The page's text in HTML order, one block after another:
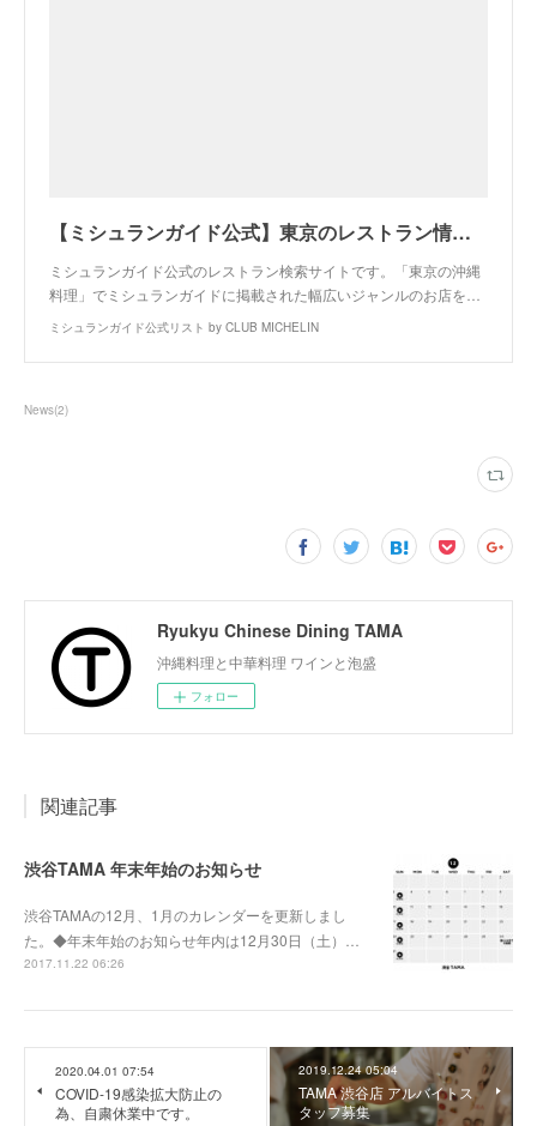
【ミシュランガイド公式】東京のレストラン情報＜沖縄料理＞
ミシュランガイド公式のレストラン検索サイトです。「東京の沖縄
料理」でミシュランガイドに掲載された幅広いジャンルのお店を…
ミシュランガイド公式リスト by CLUB MICHELIN
News(2)
Ryukyu Chinese Dining TAMA
沖縄料理と中華料理 ワインと泡盛
フォロー
関連記事
渋谷TAMA 年末年始のお知らせ
渋谷TAMAの12月、1月のカレンダーを更新しまし
た。◆年末年始のお知らせ年内は12月30日（土）…
2017.11.22 06:26
2020.04.01 07:54
COVID-19感染拡大防止の
為、自粛休業中です。
2019.12.24 05:04
TAMA 渋谷店 アルバイトス
タッフ募集